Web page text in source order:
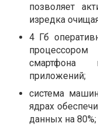
позволяет
изредка
4 Гб
смартфона
приложений;
система
ядрах
данных на 80%;